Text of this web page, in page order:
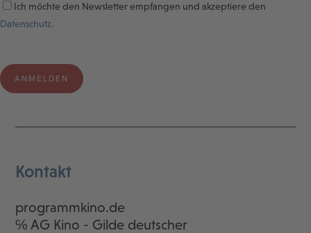
Ich möchte den Newsletter empfangen und akzeptiere den
Datenschutz.
Kontakt
programmkino.de
℅ AG Kino - Gilde deutscher